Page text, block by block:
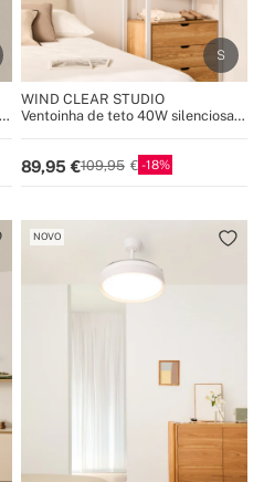
WIND CLEAR STUDIO
Ventoinha de teto 40W silenciosa
89,95 109,95 18
NOVO